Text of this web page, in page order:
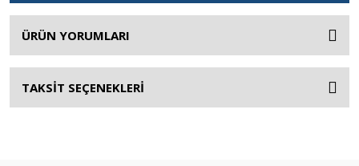
ÜRÜN YORUMLARI
TAKSİT SEÇENEKLERİ